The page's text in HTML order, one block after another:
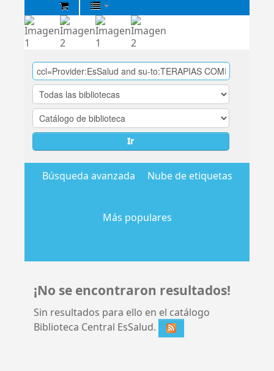
Biblioteca
Central
EsSalud
Ir
Búsqueda avanzada Nube de etiquetas
Más populares
¡No se encontraron resultados!
Sin resultados para ello en el catálogo
Biblioteca Central EsSalud.